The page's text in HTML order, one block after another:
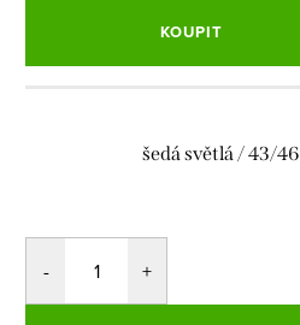
KOUPIT
šedá světlá / 43/46